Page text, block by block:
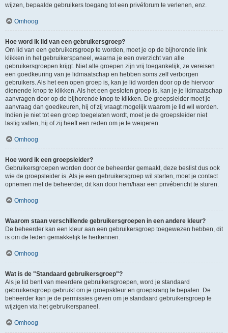
wijzen, bepaalde gebruikers toegang tot een privéforum te verlenen, enz.
Omhoog
Hoe word ik lid van een gebruikersgroep?
Om lid van een gebruikersgroep te worden, moet je op de bijhorende link
klikken in het gebruikerspaneel, waarna je een overzicht van alle
gebruikersgroepen krijgt. Niet alle groepen zijn vrij toegankelijk, ze vereisen
een goedkeuring van je lidmaatschap en hebben soms zelf verborgen
gebruikers. Als het een open groep is, kan je lid worden door op de hiervoor
dienende knop te klikken. Als het een gesloten groep is, kan je je lidmaatschap
aanvragen door op de bijhorende knop te klikken. De groepsleider moet je
aanvraag dan goedkeuren, hij of zij vraagt mogelijk waarom je lid wil worden.
Indien je niet tot een groep toegelaten wordt, moet je de groepsleider niet
lastig vallen, hij of zij heeft een reden om je te weigeren.
Omhoog
Hoe word ik een groepsleider?
Gebruikersgroepen worden door de beheerder gemaakt, deze beslist dus ook
wie de groepsleider is. Als je een gebruikersgroep wil starten, moet je contact
opnemen met de beheerder, dit kan door hem/haar een privébericht te sturen.
Omhoog
Waarom staan verschillende gebruikersgroepen in een andere kleur?
De beheerder kan een kleur aan een gebruikersgroep toegewezen hebben, dit
is om de leden gemakkelijk te herkennen.
Omhoog
Wat is de "Standaard gebruikersgroep"?
Als je lid bent van meerdere gebruikersgroepen, word je standaard
gebruikersgroep gebruikt om je groepskleur en groepsrang te bepalen. De
beheerder kan je de permissies geven om je standaard gebruikersgroep te
wijzigen via het gebruikerspaneel.
Omhoog